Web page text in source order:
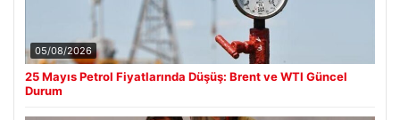
05/08/2026
25 Mayıs Petrol Fiyatlarında Düşüş: Brent ve WTI Güncel
Durum